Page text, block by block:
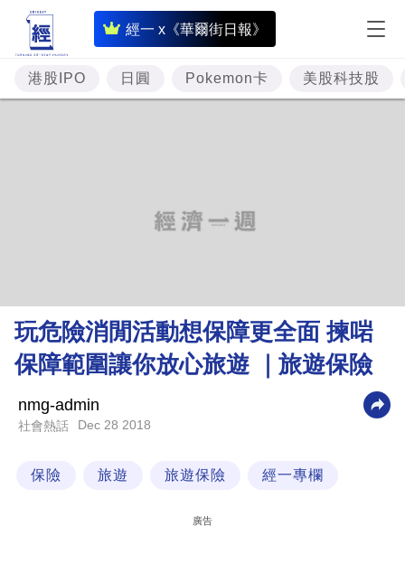
經一 x《華爾街日報》
即
時
財
經
理
財
商
科
港股IPO 日圓 Pokemon卡 美股科技股
玩危險消閒活動想保障更全面 揀啱
保障範圍讓你放心旅遊 ｜旅遊保險
nmg-admin
社會熱話 Dec 28 2018
保險 旅遊 旅遊保險 經一專欄
廣告